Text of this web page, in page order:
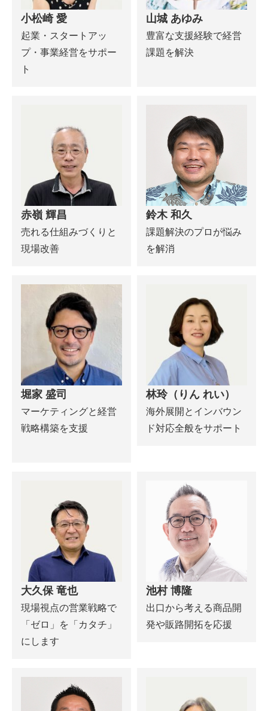
小松崎 愛
起業・スタートアッ
プ・事業経営をサポー
ト
山城 あゆみ
豊富な支援経験で経営
課題を解決
赤嶺 輝昌
売れる仕組みづくりと
現場改善
鈴木 和久
課題解決のプロが悩み
を解消
堀家 盛司
マーケティングと経営
戦略構築を支援
林玲（りん れい）
海外展開とインバウン
ド対応全般をサポート
大久保 竜也
現場視点の営業戦略で
「ゼロ」を「カタチ」
にします
池村 博隆
出口から考える商品開
発や販路開拓を応援